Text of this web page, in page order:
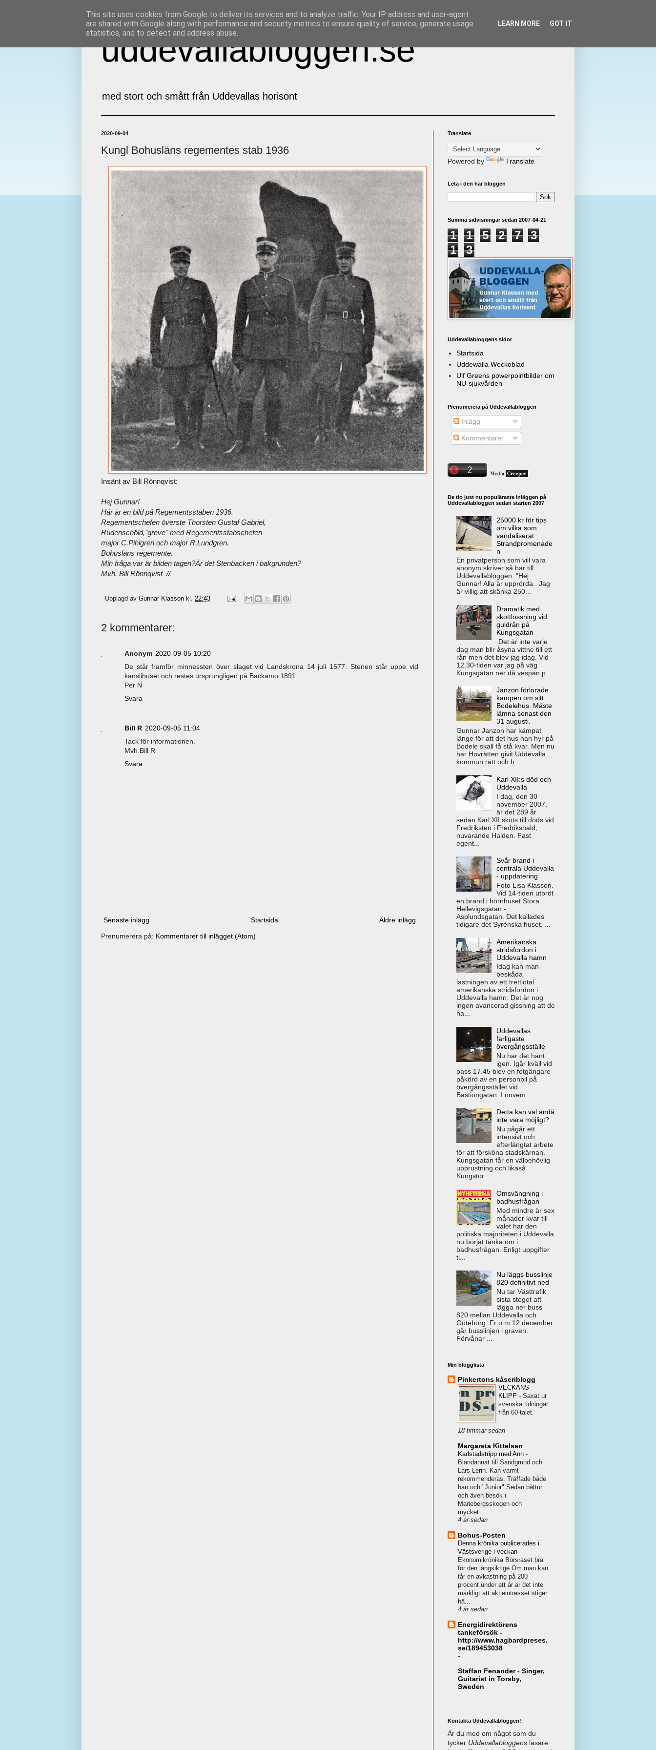
uddevallabloggen.se
med stort och smått från Uddevallas horisont
2020-09-04
Kungl Bohusläns regementes stab 1936
Insänt av Bill Rönnqvist:
Hej Gunnar!
Här är en bild på Regementsstaben 1936.
Regementschefen överste Thorsten Gustaf Gabriel,
Rudenschöld,"greve" med Regementsstabschefen
major C.Pihlgren och major R.Lundgren.
Bohusläns regemente.
Min fråga var är bilden tagen?Är det Stenbacken i bakgrunden?
Mvh. Bill Rönnqvist //
Upplagd av Gunnar Klasson kl. 22:43
2 kommentarer:
Anonym 2020-09-05 10:20
De står framför minnessten över slaget vid Landskrona 14 juli 1677. Stenen står uppe vid
kanslihuset och restes ursprungligen på Backamo 1891.
Per N
Svara
Bill R 2020-09-05 11:04
Tack för informationen.
Mvh.Bill R
Svara
Senaste inlägg Äldre inlägg
Startsida
Prenumerera på: Kommentarer till inlägget (Atom)
Translate
Powered by Translate
Leta i den här bloggen
Summa sidvisningar sedan 2007-04-21
1 1 5 2 7
3
1
3
Uddevallabloggens sidor
Startsida
Uddewalla Weckoblad
Ulf Greens powerpointbilder om
NU-sjukvården
Prenumerera på Uddevallabloggen
Inlägg
Kommentarer
De tio just nu populäraste inläggen på
Uddevallabloggen sedan starten 2007
25000 kr för tips
om vilka som
vandaliserat
Strandpromenade
n
En privatperson som vill vara
anonym skriver så här till
Uddevallabloggen: "Hej
Gunnar! Alla är upprörda. Jag
är villig att skänka 250...
Dramatik med
skottlossning vid
guldrån på
Kungsgatan
Det är inte varje
dag man blir åsyna vittne till ett
rån men det blev jag idag. Vid
12.30-tiden var jag på väg
Kungsgatan ner då vespan p...
Janzon förlorade
kampen om sitt
Bodelehus. Måste
lämna senast den
31 augusti.
Gunnar Janzon har kämpat
länge för att det hus han hyr på
Bodele skall få stå kvar. Men nu
har Hovrätten givit Uddevalla
kommun rätt och h...
Karl XII:s död och
Uddevalla
I dag, den 30
november 2007,
är det 289 år
sedan Karl XII sköts till döds vid
Fredriksten i Fredrikshald,
nuvarande Halden. Fast
egent...
Svår brand i
centrala Uddevalla
- uppdatering
Foto Lisa Klasson.
Vid 14-tiden utbröt
en brand i hörnhuset Stora
Hellevigsgatan -
Asplundsgatan. Det kallades
tidigare det Syrénska huset. ...
Amerikanska
stridsfordon i
Uddevalla hamn
Idag kan man
beskåda
lastningen av ett trettiotal
amerikanska stridsfordon i
Uddevalla hamn. Det är nog
ingen avancerad gissning att de
ha...
Uddevallas
farligaste
övergångsställe
Nu har det hänt
igen. Igår kväll vid
pass 17.45 blev en fotgängare
påkörd av en personbil på
övergångsstället vid
Bastiongatan. I novem...
Detta kan väl ändå
inte vara möjligt?
Nu pågår ett
intensivt och
efterlängtat arbete
för att försköna stadskärnan.
Kungsgatan får en välbehövlig
upprustning och likaså
Kungstor...
Omsvängning i
badhusfrågan
Med mindre är sex
månader kvar till
valet har den
politiska majoriteten i Uddevalla
nu börjat tänka om i
badhusfrågan. Enligt uppgifter
ti...
Nu läggs busslinje
820 definitivt ned
Nu tar Västtrafik
sista steget att
lägga ner buss
820 mellan Uddevalla och
Göteborg. Fr o m 12 december
går busslinjen i graven.
Förvånar ...
Min blogglista
Pinkertons kåseriblogg
VECKANS
KLIPP - Saxat ur
svenska tidningar
från 60-talet.
18 timmar sedan
Margareta Kittelsen
Karlstadstripp med Ann -
Blandannat till Sandgrund och
Lars Lerin. Kan varmt
rekommenderas. Träffade både
han och "Junior" Sedan båttur
och även besök i
Mariebergsskogen och
mycket...
4 år sedan
Bohus-Posten
Denna krönika publicerades i
Västsverige i veckan -
Ekonomikrönika Börsraset bra
för den långsiktige Om man kan
får en avkastning på 200
procent under ett år är det inte
märkligt att aktieintresset stiger
hä...
4 år sedan
Energidirektörens
tankeförsök -
http://www.hagbardpreses.
se/189453038
-
Staffan Fenander - Singer,
Guitarist in Torsby,
Sweden
-
Kontakta Uddevallabloggen!
Är du med om något som du
tycker Uddevallabloggens läsare
This site uses cookies from Google to deliver its services and to analyze traffic. Your IP address and user-agent
are shared with Google along with performance and security metrics to ensure quality of service, generate usage
statistics, and to detect and address abuse.
LEARN MORE GOT IT